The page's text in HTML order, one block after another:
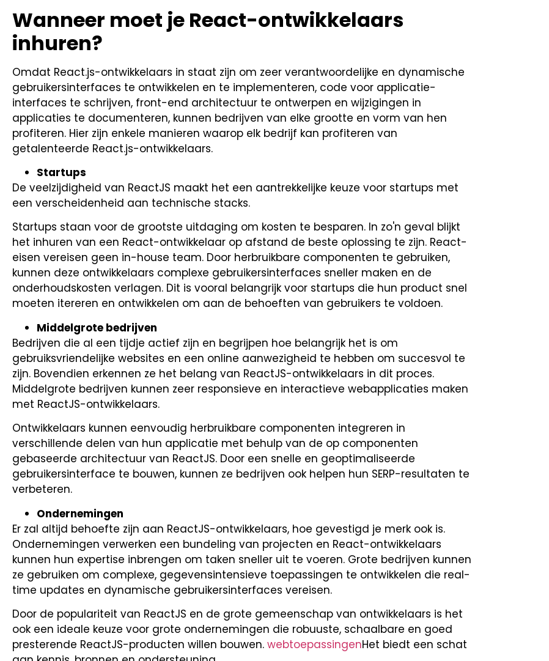
Wanneer moet je React-ontwikkelaars
inhuren?
Omdat React.js-ontwikkelaars in staat zijn om zeer verantwoordelijke en dynamische
gebruikersinterfaces te ontwikkelen en te implementeren, code voor applicatie-
interfaces te schrijven, front-end architectuur te ontwerpen en wijzigingen in
applicaties te documenteren, kunnen bedrijven van elke grootte en vorm van hen
profiteren. Hier zijn enkele manieren waarop elk bedrijf kan profiteren van
getalenteerde React.js-ontwikkelaars.
Startups
De veelzijdigheid van ReactJS maakt het een aantrekkelijke keuze voor startups met
een verscheidenheid aan technische stacks.
Startups staan voor de grootste uitdaging om kosten te besparen. In zo'n geval blijkt
het inhuren van een React-ontwikkelaar op afstand de beste oplossing te zijn. React-
eisen vereisen geen in-house team. Door herbruikbare componenten te gebruiken,
kunnen deze ontwikkelaars complexe gebruikersinterfaces sneller maken en de
onderhoudskosten verlagen. Dit is vooral belangrijk voor startups die hun product snel
moeten itereren en ontwikkelen om aan de behoeften van gebruikers te voldoen.
Middelgrote bedrijven
Bedrijven die al een tijdje actief zijn en begrijpen hoe belangrijk het is om
gebruiksvriendelijke websites en een online aanwezigheid te hebben om succesvol te
zijn. Bovendien erkennen ze het belang van ReactJS-ontwikkelaars in dit proces.
Middelgrote bedrijven kunnen zeer responsieve en interactieve webapplicaties maken
met ReactJS-ontwikkelaars.
Ontwikkelaars kunnen eenvoudig herbruikbare componenten integreren in
verschillende delen van hun applicatie met behulp van de op componenten
gebaseerde architectuur van ReactJS. Door een snelle en geoptimaliseerde
gebruikersinterface te bouwen, kunnen ze bedrijven ook helpen hun SERP-resultaten te
verbeteren.
Ondernemingen
Er zal altijd behoefte zijn aan ReactJS-ontwikkelaars, hoe gevestigd je merk ook is.
Ondernemingen verwerken een bundeling van projecten en React-ontwikkelaars
kunnen hun expertise inbrengen om taken sneller uit te voeren. Grote bedrijven kunnen
ze gebruiken om complexe, gegevensintensieve toepassingen te ontwikkelen die real-
time updates en dynamische gebruikersinterfaces vereisen.
Door de populariteit van ReactJS en de grote gemeenschap van ontwikkelaars is het
ook een ideale keuze voor grote ondernemingen die robuuste, schaalbare en goed
presterende ReactJS-producten willen bouwen. webtoepassingenHet biedt een schat